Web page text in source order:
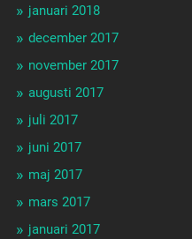
januari 2018
december 2017
november 2017
augusti 2017
juli 2017
juni 2017
maj 2017
mars 2017
januari 2017